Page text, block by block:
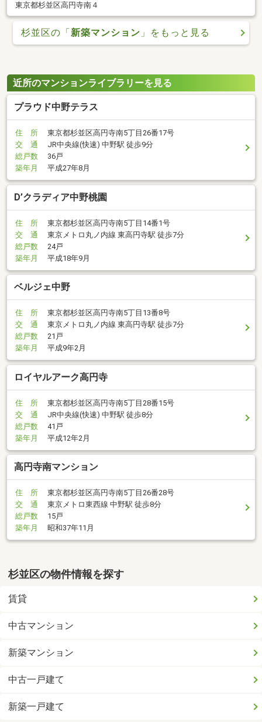
東京都杉並区高円寺南４
杉並区の「新築マンション 」をもっと見る
近所のマンションライブラリーを見る
プラウド中野テラス
住 所
東京都杉並区高円寺南5丁目26番17号
交 通
JR中央線(快速) 中野駅 徒歩9分
総戸数
36戸
築年月
平成27年8月
D’クラディア中野桃園
住 所
東京都杉並区高円寺南5丁目14番1号
交 通
東京メトロ丸ノ内線 東高円寺駅 徒歩7分
総戸数
24戸
築年月
平成18年9月
ベルジェ中野
住 所
東京都杉並区高円寺南5丁目13番8号
交 通
東京メトロ丸ノ内線 東高円寺駅 徒歩7分
総戸数
21戸
築年月
平成9年2月
ロイヤルアーク高円寺
住 所
東京都杉並区高円寺南5丁目28番15号
交 通
JR中央線(快速) 中野駅 徒歩8分
総戸数
41戸
築年月
平成12年2月
高円寺南マンション
住 所
東京都杉並区高円寺南5丁目26番28号
交 通
東京メトロ東西線 中野駅 徒歩8分
総戸数
15戸
築年月
昭和37年11月
杉並区の物件情報を探す
賃貸
中古マンション
新築マンション
中古一戸建て
新築一戸建て